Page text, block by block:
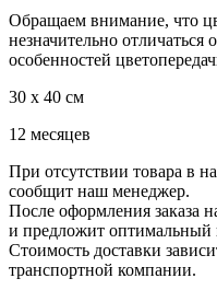
Обращаем внимание, что
незначительно отличаться
особенностей
30 x 40 см
12 месяцев
При отсутствии товара в
сообщит наш менеджер.
После оформления заказа
и предложит оптимальный
Стоимость доставки
транспортной компании.